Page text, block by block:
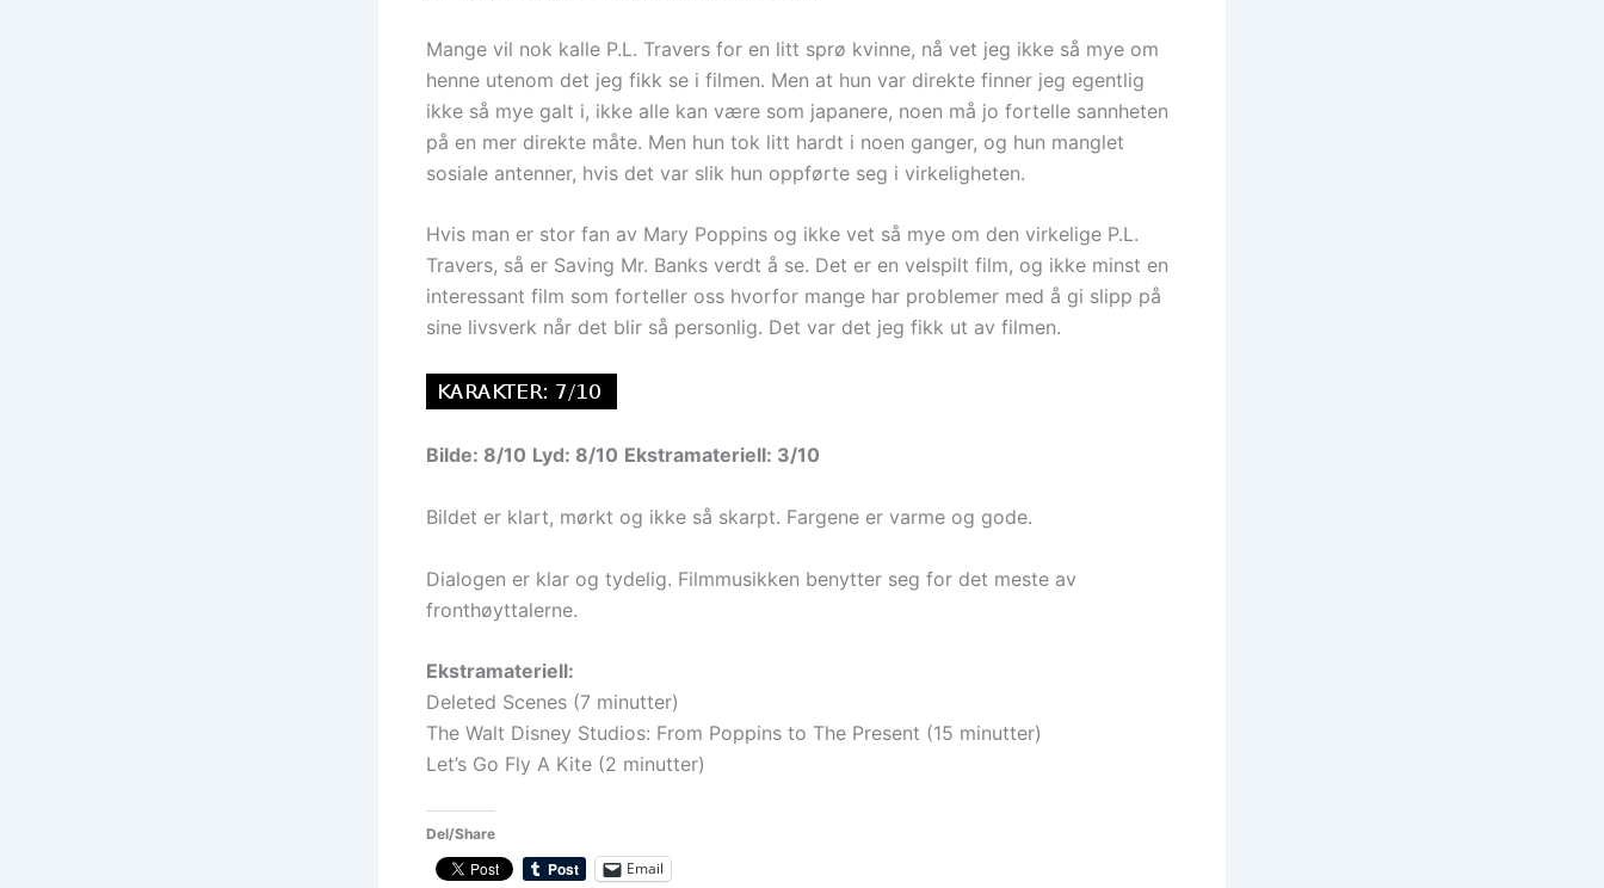
Mange vil nok kalle P.L. Travers for en litt sprø kvinne, nå vet jeg ikke så mye om
henne utenom det jeg fikk se i filmen. Men at hun var direkte finner jeg egentlig
ikke så mye galt i, ikke alle kan være som japanere, noen må jo fortelle sannheten
på en mer direkte måte. Men hun tok litt hardt i noen ganger, og hun manglet
sosiale antenner, hvis det var slik hun oppførte seg i virkeligheten.
Hvis man er stor fan av Mary Poppins og ikke vet så mye om den virkelige P.L.
Travers, så er Saving Mr. Banks verdt å se. Det er en velspilt film, og ikke minst en
interessant film som forteller oss hvorfor mange har problemer med å gi slipp på
sine livsverk når det blir så personlig. Det var det jeg fikk ut av filmen.
Bilde: 8/10 Lyd: 8/10 Ekstramateriell: 3/10
Bildet er klart, mørkt og ikke så skarpt. Fargene er varme og gode.
Dialogen er klar og tydelig. Filmmusikken benytter seg for det meste av
fronthøyttalerne.
Ekstramateriell:
Deleted Scenes (7 minutter)
The Walt Disney Studios: From Poppins to The Present (15 minutter)
Let’s Go Fly A Kite (2 minutter)
Del/Share
Email